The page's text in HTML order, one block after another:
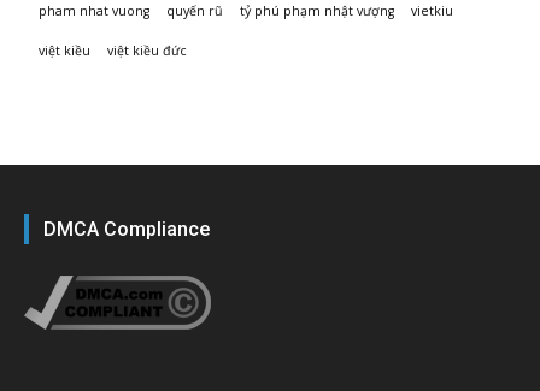
pham nhat vuong quyến rũ tỷ phú phạm nhật vượng vietkiu
việt kiều việt kiều đức
DMCA Compliance